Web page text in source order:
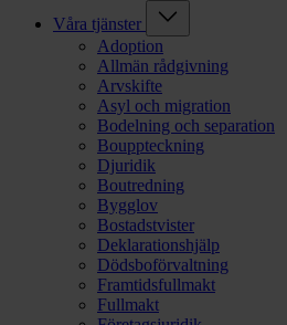
Våra tjänster
Adoption
Allmän rådgivning
Arvskifte
Asyl och migration
Bodelning och separation
Bouppteckning
Djuridik
Boutredning
Bygglov
Bostadstvister
Deklarationshjälp
Dödsboförvaltning
Framtidsfullmakt
Fullmakt